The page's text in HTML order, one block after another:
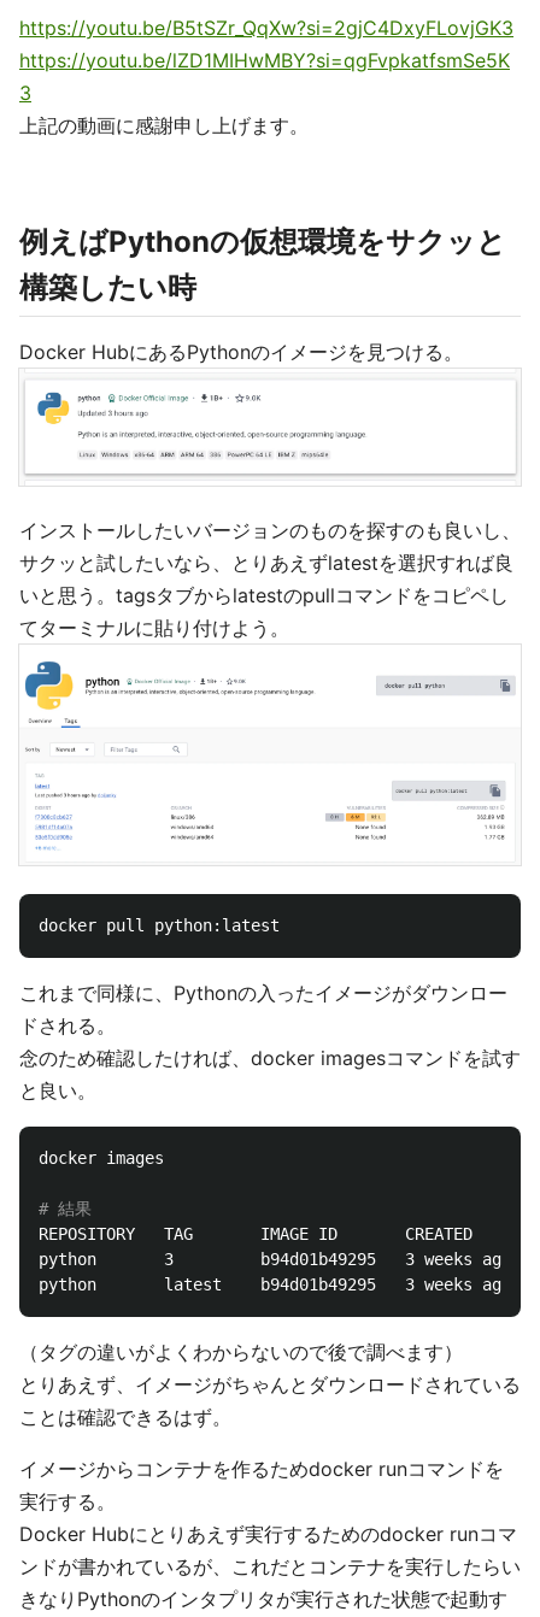
https://youtu.be/B5tSZr_QqXw?si=2gjC4DxyFLovjGK3
https://youtu.be/lZD1MIHwMBY?si=qgFvpkatfsmSe5K
3
上記の動画に感謝申し上げます。
例えばPythonの仮想環境をサクッと
構築したい時
Docker HubにあるPythonのイメージを見つける。
インストールしたいバージョンのものを探すのも良いし、
サクッと試したいなら、とりあえずlatestを選択すれば良
いと思う。tagsタブからlatestのpullコマンドをコピペし
てターミナルに貼り付けよう。
これまで同様に、Pythonの入ったイメージがダウンロー
ドされる。
念のため確認したければ、docker imagesコマンドを試す
と良い。
docker images
# 結果
REPOSITORY   TAG       IMAGE ID       CREATED
python       3         b94d01b49295   3 weeks ago
（タグの違いがよくわからないので後で調べます）
とりあえず、イメージがちゃんとダウンロードされている
ことは確認できるはず。
イメージからコンテナを作るためdocker runコマンドを
実行する。
Docker Hubにとりあえず実行するためのdocker runコマ
ンドが書かれているが、これだとコンテナを実行したらい
きなりPythonのインタプリタが実行された状態で起動す